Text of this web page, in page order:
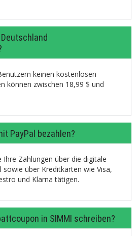
keinen kostenlosen
können zwischen 18,99 $ und
PayPal bezahlen?
Ihre Zahlungen über die digitale
sowie über Kreditkarten wie Visa,
und Klarna tätigen.
in SIMMI schreiben?